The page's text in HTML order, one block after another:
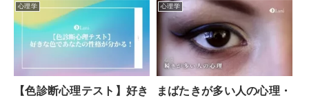
心理学
【色診断心理テスト】好き
心理学
まばたきが多い人の心理・